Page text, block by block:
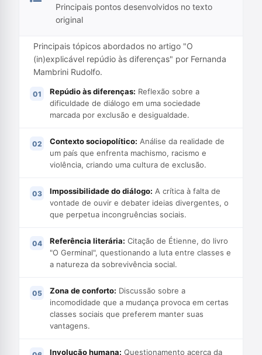
Principais pontos desenvolvidos no texto
original
Principais tópicos abordados no artigo "O
(in)explicável repúdio às diferenças" por Fernanda
Mambrini Rudolfo.
Repúdio às diferenças: Reflexão sobre a
dificuldade de diálogo em uma sociedade
marcada por exclusão e desigualdade.
Contexto sociopolítico: Análise da realidade de
um país que enfrenta machismo, racismo e
violência, criando uma cultura de exclusão.
Impossibilidade do diálogo: A crítica à falta de
vontade de ouvir e debater ideias divergentes, o
que perpetua incongruências sociais.
Referência literária: Citação de Étienne, do livro
"O Germinal", questionando a luta entre classes e
a natureza da sobrevivência social.
Zona de conforto: Discussão sobre a
incomodidade que a mudança provoca em certas
classes sociais que preferem manter suas
vantagens.
Involução humana: Questionamento acerca da